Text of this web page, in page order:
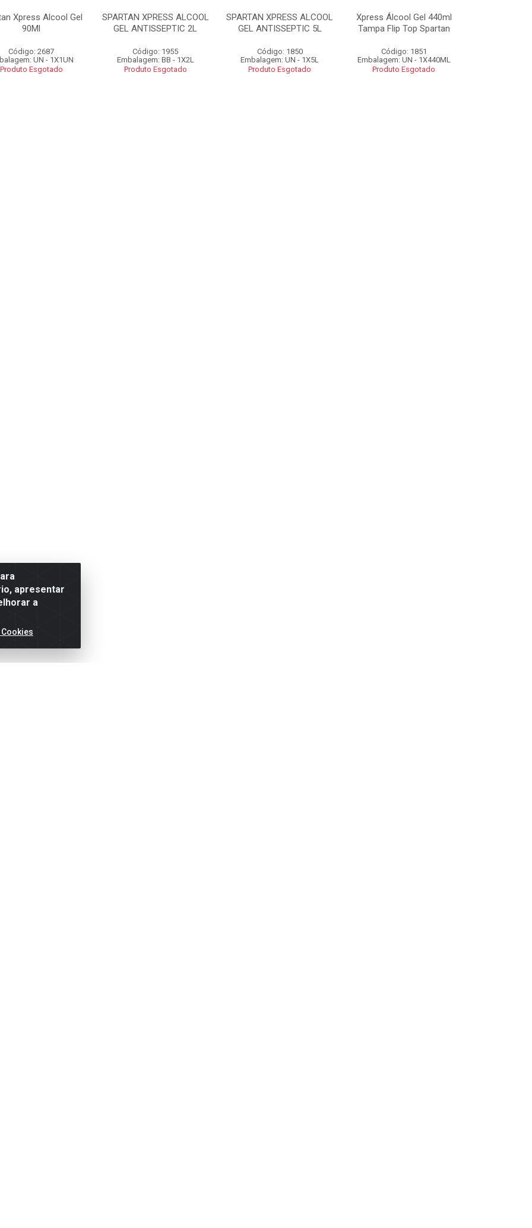
Xpress Alcool Gel
90Ml
Código: 2687
UN - 1X1UN
Produto Esgotado
SPARTAN XPRESS ALCOOL
GEL ANTISSEPTIC 2L
Código: 1955
Embalagem: BB - 1X2L
Produto Esgotado
SPARTAN XPRESS ALCOOL
GEL ANTISSEPTIC 5L
Código: 1850
Embalagem: UN - 1X5L
Produto Esgotado
Xpress Álcool Gel 440ml
Tampa Flip Top Spartan
Código: 1851
Embalagem: UN - 1X440ML
Produto Esgotado
apresentar
a